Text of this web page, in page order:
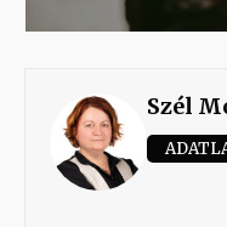
Szél